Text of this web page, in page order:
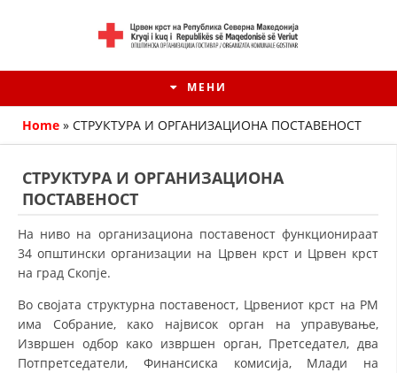
МЕНИ
HISTORIA E KRYQIT TË KUQ
ИСТОРИЈАТ НА ДВИЖЕЊЕТО
Home » СТРУКТУРА И ОРГАНИЗАЦИОНА ПОСТАВЕНОСТ
СТРУКТУРА И ОРГАНИЗАЦИОНА
ПОСТАВЕНОСТ
На ниво на организациона поставеност функционираат
34 општински организации на Црвен крст и Црвен крст
на град Скопје.
Во својата структурна поставеност, Црвениот крст на РМ
има Собрание, како највисок орган на управување,
Извршен одбор како извршен орган, Претседател, два
Потпретседатели, Финансиска ко­ми­сија, Млади на